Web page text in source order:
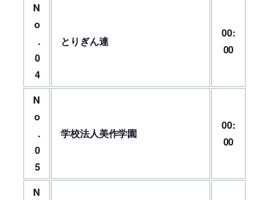
N
o
.
0
4
とりぎん連
00:
00
N
o
.
0
5
学校法人美作学園
00:
00
N